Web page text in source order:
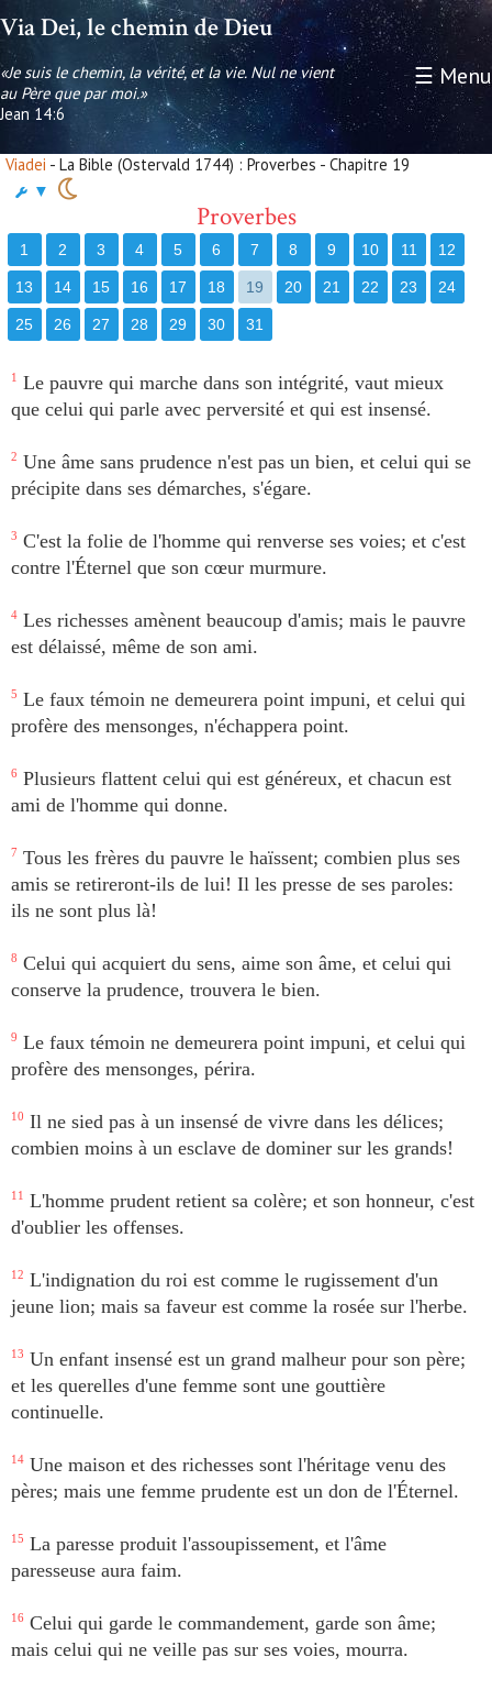
Via Dei, le chemin de Dieu
«Je suis le chemin, la vérité, et la vie. Nul ne vient
au Père que par moi.»
Jean 14:6
☰ Menu
Viadei - La Bible (Ostervald 1744) : Proverbes - Chapitre 19
▼
Proverbes
1 2 3 4 5 6 7 8 9 10 11 12
13 14 15 16 17 18 19 20 21 22 23 24
25 26 27 28 29 30 31
1
Le pauvre qui marche dans son intégrité, vaut mieux
que celui qui parle avec perversité et qui est insensé.
2 Une âme sans prudence n'est pas un bien, et celui qui se
précipite dans ses démarches, s'égare.
3 C'est la folie de l'homme qui renverse ses voies; et c'est
contre l'Éternel que son cœur murmure.
4 Les richesses amènent beaucoup d'amis; mais le pauvre
est délaissé, même de son ami.
5 Le faux témoin ne demeurera point impuni, et celui qui
profère des mensonges, n'échappera point.
6 Plusieurs flattent celui qui est généreux, et chacun est
ami de l'homme qui donne.
7 Tous les frères du pauvre le haïssent; combien plus ses
amis se retireront-ils de lui! Il les presse de ses paroles:
ils ne sont plus là!
8 Celui qui acquiert du sens, aime son âme, et celui qui
conserve la prudence, trouvera le bien.
9 Le faux témoin ne demeurera point impuni, et celui qui
profère des mensonges, périra.
10 Il ne sied pas à un insensé de vivre dans les délices;
combien moins à un esclave de dominer sur les grands!
11
L'homme prudent retient sa colère; et son honneur, c'est
d'oublier les offenses.
12 L'indignation du roi est comme le rugissement d'un
jeune lion; mais sa faveur est comme la rosée sur l'herbe.
13 Un enfant insensé est un grand malheur pour son père;
et les querelles d'une femme sont une gouttière
continuelle.
14 Une maison et des richesses sont l'héritage venu des
pères; mais une femme prudente est un don de l'Éternel.
15 La paresse produit l'assoupissement, et l'âme
paresseuse aura faim.
16 Celui qui garde le commandement, garde son âme;
mais celui qui ne veille pas sur ses voies, mourra.